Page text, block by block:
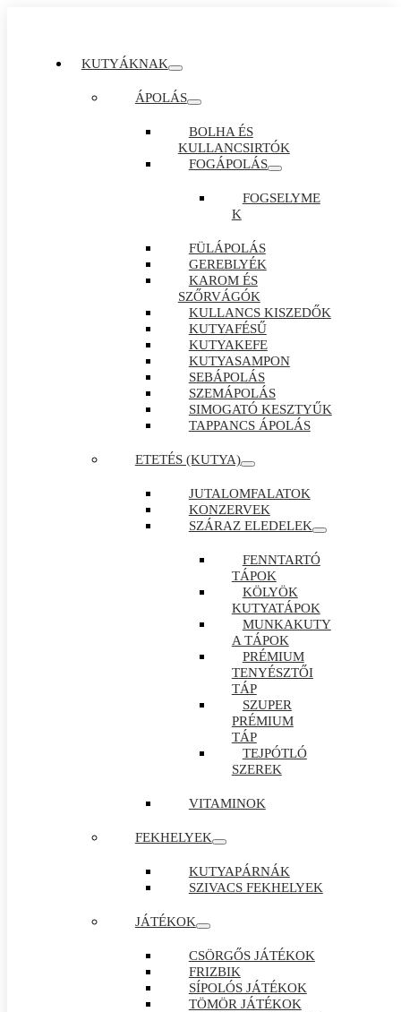
KUTYÁKNAK
ÁPOLÁS
BOLHA ÉS
KULLANCSIRTÓK
FOGÁPOLÁS
FOGSELYME
K
FÜLÁPOLÁS
GEREBLYÉK
KAROM ÉS
SZŐRVÁGÓK
KULLANCS KISZEDŐK
KUTYAFÉSŰ
KUTYAKEFE
KUTYASAMPON
SEBÁPOLÁS
SZEMÁPOLÁS
SIMOGATÓ KESZTYŰK
TAPPANCS ÁPOLÁS
ETETÉS (KUTYA)
JUTALOMFALATOK
KONZERVEK
SZÁRAZ ELEDELEK
FENNTARTÓ
TÁPOK
KÖLYÖK
KUTYATÁPOK
MUNKAKUTY
A TÁPOK
PRÉMIUM
TENYÉSZTŐI
TÁP
SZUPER
PRÉMIUM
TÁP
TEJPÓTLÓ
SZEREK
VITAMINOK
FEKHELYEK
KUTYAPÁRNÁK
SZIVACS FEKHELYEK
JÁTÉKOK
CSÖRGŐS JÁTÉKOK
FRIZBIK
SÍPOLÓS JÁTÉKOK
TÖMÖR JÁTÉKOK